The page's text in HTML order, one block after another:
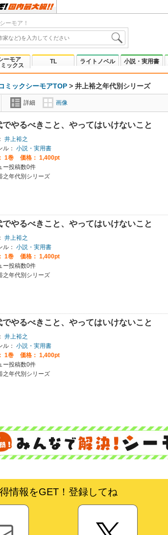
ーモア！
ーモア
ックス
TL ライトノベル 小説・実用書
ミックシーモアTOP > 井上裕之年代別シリーズ
詳細 画像
でやるべきこと、やってはいけないこと
井上裕之
ル： 小説・実用書
1巻
価格： 1,400pt
ー投稿数0件
之年代別シリーズ
でやるべきこと、やってはいけないこと
井上裕之
ル： 小説・実用書
1巻
価格： 1,400pt
ー投稿数0件
之年代別シリーズ
でやるべきこと、やってはいけないこと
井上裕之
ル： 小説・実用書
1巻
価格： 1,400pt
ー投稿数0件
之年代別シリーズ
情報をGET！登録してね